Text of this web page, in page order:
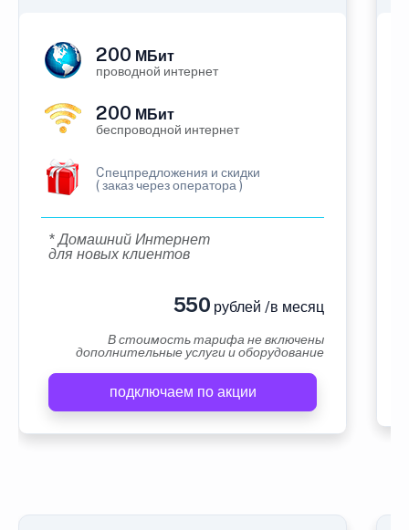
200 МБит
проводной интернет
200 МБит
беспроводной интернет
Cпецпредложения и скидки
( заказ через оператора )
* Домашний Интернет
для новых клиентов
550 рублей /в месяц
В стоимость тарифа не включены
дополнительные услуги и оборудование
подключаем по акции